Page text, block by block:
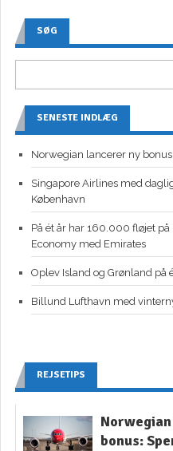
SØG
SENESTE INDLÆG
Norwegian lancerer ny
Singapore Airlines med
København
På ét år har 160.000 fløjet
Economy med Emirates
Oplev Island og Grønland på
Billund Lufthavn med
REJSETIPS
bonus: